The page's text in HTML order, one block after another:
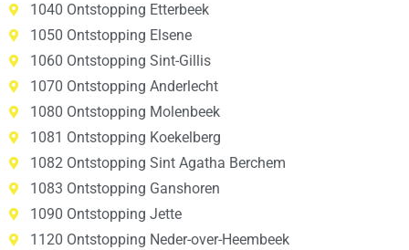
1040 Ontstopping Etterbeek
1050 Ontstopping Elsene
1060 Ontstopping Sint-Gillis
1070 Ontstopping Anderlecht
1080 Ontstopping Molenbeek
1081 Ontstopping Koekelberg
1082 Ontstopping Sint Agatha Berchem
1083 Ontstopping Ganshoren
1090 Ontstopping Jette
1120 Ontstopping Neder-over-Heembeek